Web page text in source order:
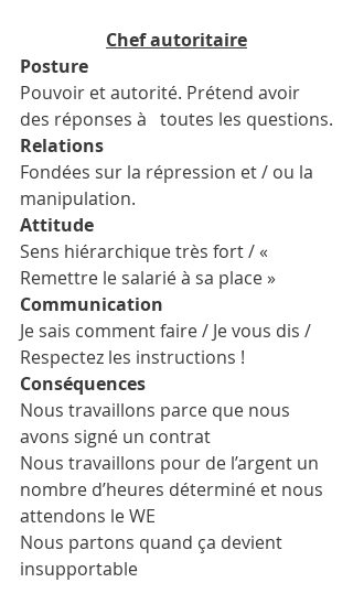
Chef autoritaire
Posture
Pouvoir et autorité. Prétend avoir
des réponses à   toutes les questions.
Relations
Fondées sur la répression et / ou la
manipulation.
Attitude
Sens hiérarchique très fort / «
Remettre le salarié à sa place »
Communication
Je sais comment faire / Je vous dis /
Respectez les instructions !
Conséquences
Nous travaillons parce que nous
avons signé un contrat
Nous travaillons pour de l’argent un
nombre d’heures déterminé et nous
attendons le WE
Nous partons quand ça devient
insupportable